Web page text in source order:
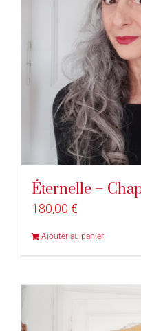
Éternelle –
180,00 €
Ajouter au panier